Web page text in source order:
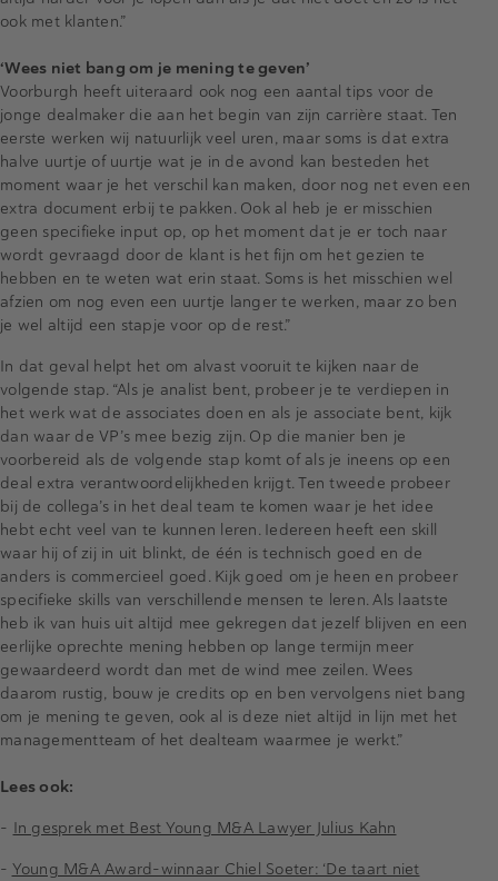
ook met klanten.”
‘Wees niet bang om je mening te geven’
Voorburgh heeft uiteraard ook nog een aantal tips voor de
jonge dealmaker die aan het begin van zijn carrière staat. Ten
eerste werken wij natuurlijk veel uren, maar soms is dat extra
halve uurtje of uurtje wat je in de avond kan besteden het
moment waar je het verschil kan maken, door nog net even een
extra document erbij te pakken. Ook al heb je er misschien
geen specifieke input op, op het moment dat je er toch naar
wordt gevraagd door de klant is het fijn om het gezien te
hebben en te weten wat erin staat. Soms is het misschien wel
afzien om nog even een uurtje langer te werken, maar zo ben
je wel altijd een stapje voor op de rest.”
In dat geval helpt het om alvast vooruit te kijken naar de
volgende stap. “Als je analist bent, probeer je te verdiepen in
het werk wat de associates doen en als je associate bent, kijk
dan waar de VP’s mee bezig zijn. Op die manier ben je
voorbereid als de volgende stap komt of als je ineens op een
deal extra verantwoordelijkheden krijgt. Ten tweede probeer
bij de collega’s in het deal team te komen waar je het idee
hebt echt veel van te kunnen leren. Iedereen heeft een skill
waar hij of zij in uit blinkt, de één is technisch goed en de
anders is commercieel goed. Kijk goed om je heen en probeer
specifieke skills van verschillende mensen te leren. Als laatste
heb ik van huis uit altijd mee gekregen dat jezelf blijven en een
eerlijke oprechte mening hebben op lange termijn meer
gewaardeerd wordt dan met de wind mee zeilen. Wees
daarom rustig, bouw je credits op en ben vervolgens niet bang
om je mening te geven, ook al is deze niet altijd in lijn met het
managementteam of het dealteam waarmee je werkt.”
Lees ook:
- In gesprek met Best Young M&A Lawyer Julius Kahn
- Young M&A Award-winnaar Chiel Soeter: ‘De taart niet